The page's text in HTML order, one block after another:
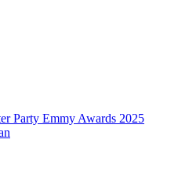
Party Emmy Awards 2025